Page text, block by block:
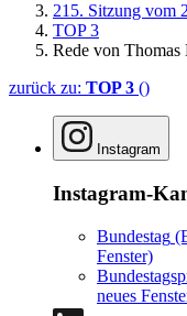
215. Sitzung vom
TOP 3
Rede von Thomas
zurück zu: TOP 3 ()
Instagram
Instagram-
Bundestag
Fenster)
neues